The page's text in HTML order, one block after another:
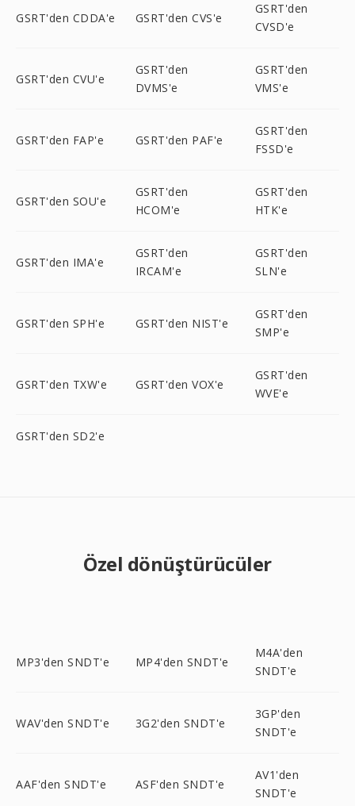
GSRT'den CDDA'e GSRT'den CVS'e
GSRT'den
CVSD'e
GSRT'den CVU'e
GSRT'den
DVMS'e
GSRT'den
VMS'e
GSRT'den FAP'e GSRT'den PAF'e
GSRT'den
FSSD'e
GSRT'den SOU'e
GSRT'den
HCOM'e
GSRT'den
HTK'e
GSRT'den IMA'e
GSRT'den
IRCAM'e
GSRT'den
SLN'e
GSRT'den SPH'e GSRT'den NIST'e
GSRT'den
SMP'e
GSRT'den TXW'e GSRT'den VOX'e
GSRT'den
WVE'e
GSRT'den SD2'e
Özel dönüştürücüler
MP3'den SNDT'e MP4'den SNDT'e
M4A'den
SNDT'e
WAV'den SNDT'e 3G2'den SNDT'e
3GP'den
SNDT'e
AAF'den SNDT'e ASF'den SNDT'e
AV1'den
SNDT'e